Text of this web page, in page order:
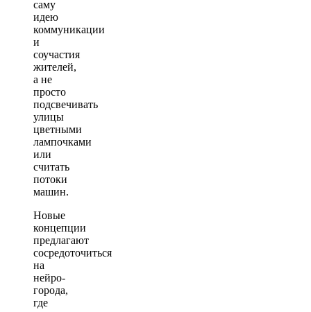
саму
идею
коммуникации
и
соучастия
жителей,
а не
просто
подсвечивать
улицы
цветными
лампочками
или
считать
потоки
машин.
Новые
концепции
предлагают
сосредоточиться
на
нейро-
города,
где